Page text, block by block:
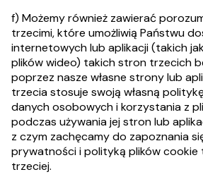
f) Możemy również zawierać
trzecimi, które umożliwią Państwu
internetowych lub aplikacji (takich
plików wideo) takich stron trzecich
poprzez nasze własne strony lub
trzecia stosuje swoją własną
danych osobowych i korzystania z
podczas używania jej stron lub
z czym zachęcamy do zapoznania
prywatności i polityką plików cookie
trzeciej.